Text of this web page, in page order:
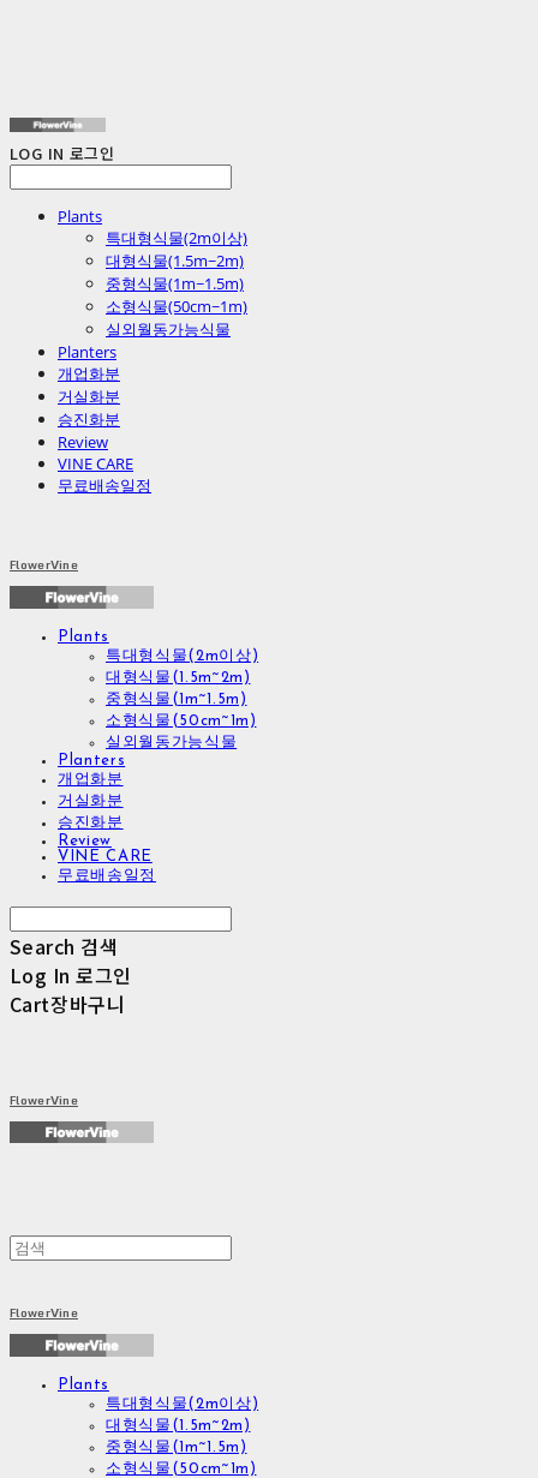
LOG IN 로그인
Plants
특대형식물(2m이상)
대형식물(1.5m~2m)
중형식물(1m~1.5m)
소형식물(50cm~1m)
실외월동가능식물
Planters
개업화분
거실화분
승진화분
Review
VINE CARE
무료배송일정
FlowerVine
Plants
특대형식물(2m이상)
대형식물(1.5m~2m)
중형식물(1m~1.5m)
소형식물(50cm~1m)
실외월동가능식물
Planters
개업화분
거실화분
승진화분
Review
VINE CARE
무료배송일정
Search 검색
Log In 로그인
Cart장바구니
FlowerVine
FlowerVine
Plants
특대형식물(2m이상)
대형식물(1.5m~2m)
중형식물(1m~1.5m)
소형식물(50cm~1m)